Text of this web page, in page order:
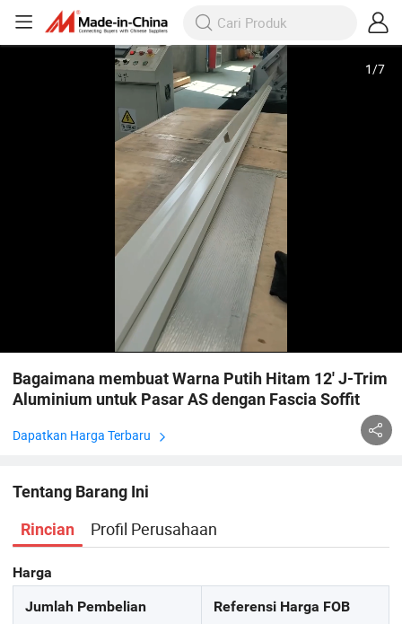
1/7
Bagaimana membuat Warna Putih Hitam 12' J-Trim
Aluminium untuk Pasar AS dengan Fascia Soffit
Dapatkan Harga Terbaru
Tentang Barang Ini
Rincian Profil Perusahaan
Harga
Jumlah Pembelian Referensi Harga FOB